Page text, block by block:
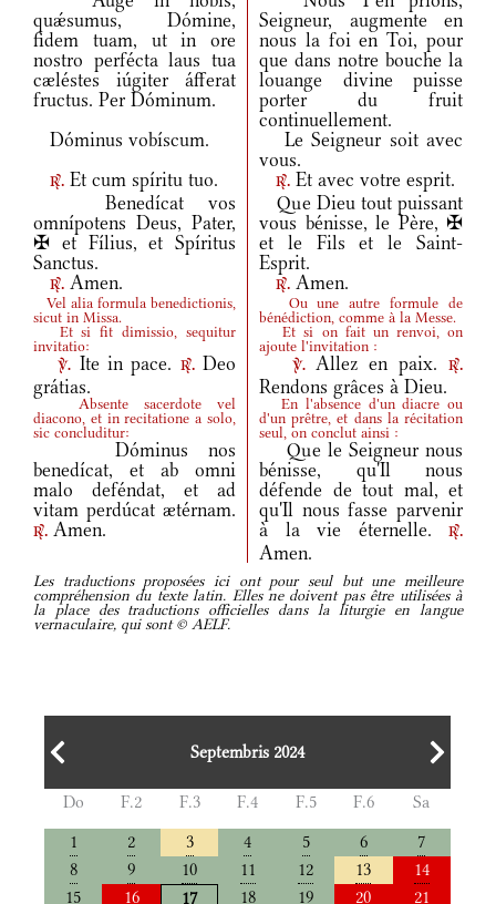
quǽsumus, Dómine,
fidem tuam, ut in ore
nostro perfécta laus tua
cæléstes iúgiter áfferat
fructus. Per Dóminum.
Seigneur, augmente en
nous la foi en Toi, pour
que dans notre bouche la
louange divine puisse
porter du fruit
continuellement.
Dóminus vobíscum.
Le Seigneur soit avec
vous.
r. Et cum spíritu tuo. r. Et avec votre esprit.
Benedícat vos
omnípotens Deus, Pater,
✠ et Fílius, et Spíritus
Sanctus.
Que Dieu tout puissant
vous bénisse, le Père, ✠
et le Fils et le Saint-
Esprit.
r. Amen. r. Amen.
Vel alia formula benedictionis,
sicut in Missa.
Ou une autre formule de
bénédiction, comme à la Messe.
Et si fit dimissio, sequitur
invitatio:
Et si on fait un renvoi, on
ajoute l'invitation :
v. Ite in pace. r.Deo
grátias.
v.Allez en paix.r.
Rendons grâces à Dieu.
Absente sacerdote vel
diacono, et in recitatione a solo,
sic concluditur:
En l'absence d'un diacre ou
d'un prêtre, et dans la récitation
seul, on conclut ainsi :
Dóminus nos
benedícat, et ab omni
malo deféndat, et ad
vitam perdúcat ætérnam.
r. Amen.
Que le Seigneur nous
bénisse, qu'Il nous
défende de tout mal, et
qu'Il nous fasse parvenir
à la vie éternelle.
r.
Amen.
Les traductions proposées ici ont pour seul but une meilleure
compréhension du texte latin. Elles ne doivent pas être utilisées à
la place des traductions officielles dans la liturgie en langue
vernaculaire, qui sont © AELF.
Septembris 2024
Do F.2 F.3 F.4 F.5 F.6
Sa
1
2 3 4 5 6
7
8
9 10 11 12 13
14
15
16 17 18 19 20 21